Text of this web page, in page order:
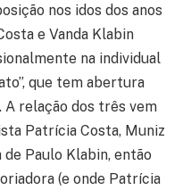
nos idos dos anos
e Vanda Klabin
na individual
que tem abertura
A relação dos três vem
Patrícia Costa, Muniz
Paulo Klabin, então
(e onde Patrícia